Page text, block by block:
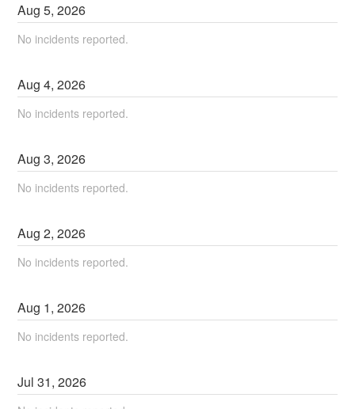
Aug5,2026
No incidents reported.
Aug4,2026
No incidents reported.
Aug3,2026
No incidents reported.
Aug2,2026
No incidents reported.
Aug 1,2026
No incidents reported.
Jul31,2026